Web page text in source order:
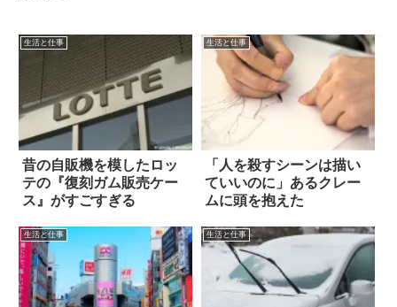
生活と仕事
昔の自販機を模したロッ
テの『復刻ガム販売ケー
ス』がすごすぎる
生活と仕事
「人を殺すシーンは描い
ていいのに」あるクレー
ムに頭を抱えた
生活と仕事 生活と仕事